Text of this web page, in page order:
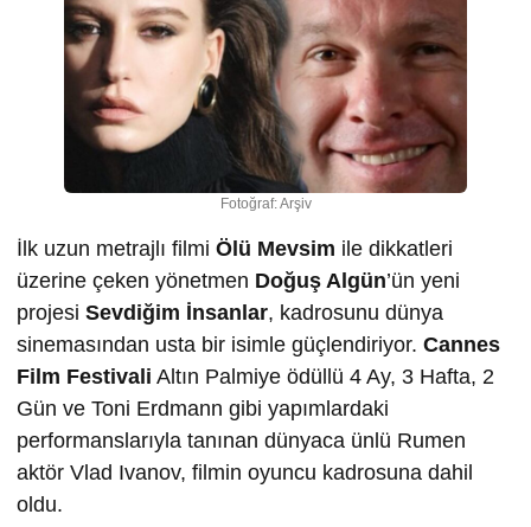
Fotoğraf: Arşiv
İlk uzun metrajlı filmi Ölü Mevsim ile dikkatleri
üzerine çeken yönetmen Doğuş Algün’ün yeni
projesi Sevdiğim İnsanlar, kadrosunu dünya
sinemasından usta bir isimle güçlendiriyor. Cannes
Film Festivali Altın Palmiye ödüllü 4 Ay, 3 Hafta, 2
Gün ve Toni Erdmann gibi yapımlardaki
performanslarıyla tanınan dünyaca ünlü Rumen
aktör Vlad Ivanov, filmin oyuncu kadrosuna dahil
oldu.